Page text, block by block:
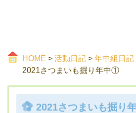
HOME > 活動日記 > 年中組日記
2021さつまいも掘り年中①
2021さつまいも掘り